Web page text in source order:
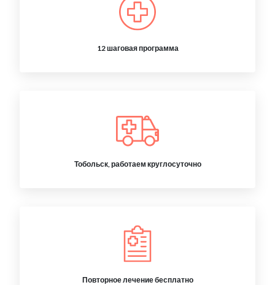
12 шаговая программа
Тобольск, работаем круглосуточно
Повторное лечение бесплатно